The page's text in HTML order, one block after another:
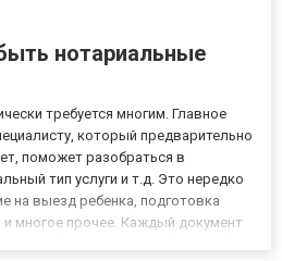
нотариальные
требуется многим. Главное
который предварительно
поможет разобраться в
тип услуги и т.д. Это нередко
на выезд ребенка, подготовка
многое прочее. Каждый документ